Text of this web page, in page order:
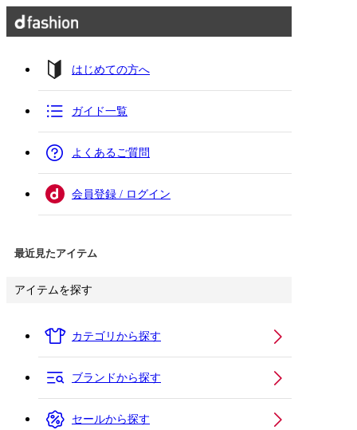
はじめての方へ
ガイド一覧
よくあるご質問
会員登録 / ログイン
最近見たアイテム
アイテムを探す
カテゴリから探す
ブランドから探す
セールから探す